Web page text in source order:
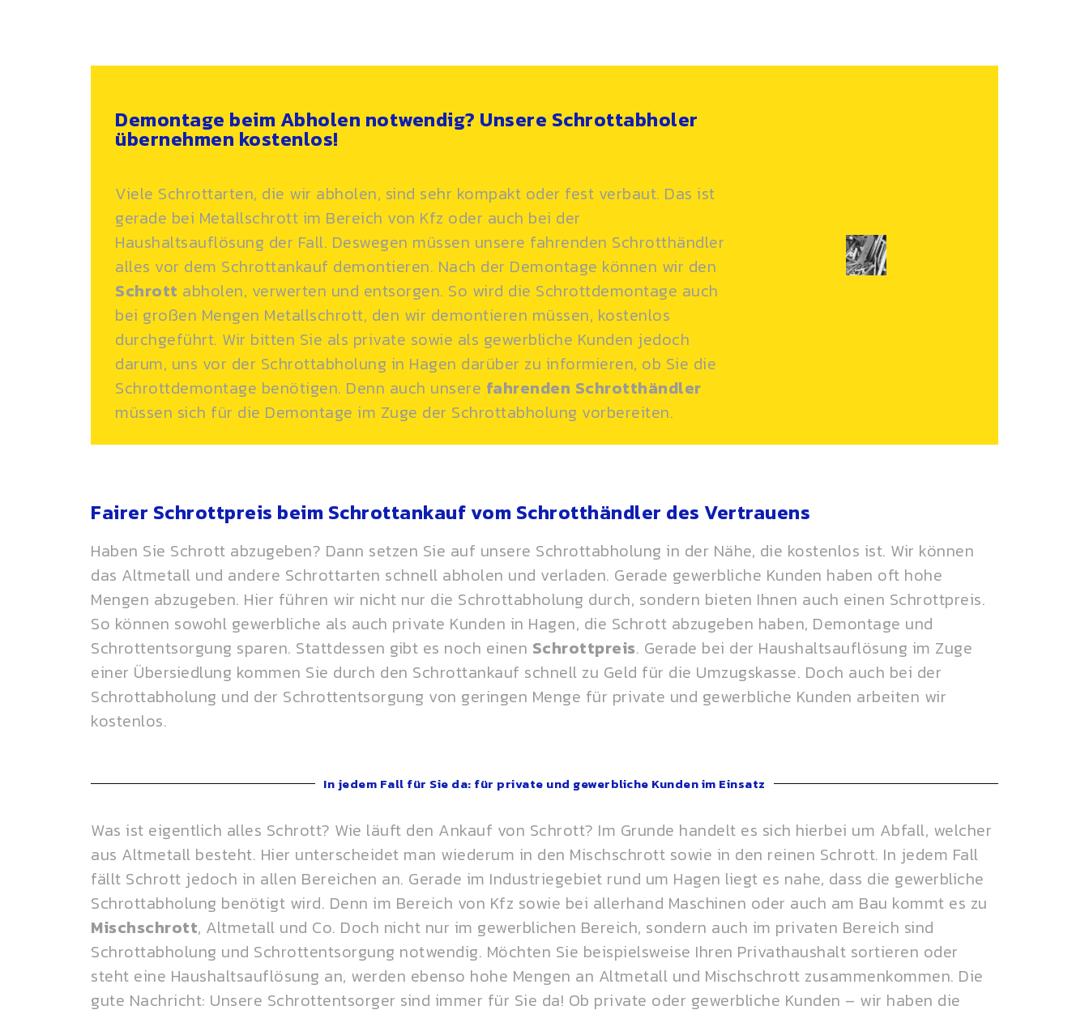
Demontage beim Abholen notwendig? Unsere Schrottabholer
übernehmen kostenlos!
Viele Schrottarten, die wir abholen, sind sehr kompakt oder fest verbaut. Das ist
gerade bei Metallschrott im Bereich von Kfz oder auch bei der
Haushaltsauflösung der Fall. Deswegen müssen unsere fahrenden Schrotthändler
alles vor dem Schrottankauf demontieren. Nach der Demontage können wir den
Schrott abholen, verwerten und entsorgen. So wird die Schrottdemontage auch
bei großen Mengen Metallschrott, den wir demontieren müssen, kostenlos
durchgeführt. Wir bitten Sie als private sowie als gewerbliche Kunden jedoch
darum, uns vor der Schrottabholung in Hagen darüber zu informieren, ob Sie die
Schrottdemontage benötigen. Denn auch unsere fahrenden Schrotthändler
müssen sich für die Demontage im Zuge der Schrottabholung vorbereiten.
Fairer Schrottpreis beim Schrottankauf vom Schrotthändler des Vertrauens
Haben Sie Schrott abzugeben? Dann setzen Sie auf unsere Schrottabholung in der Nähe, die kostenlos ist. Wir können
das Altmetall und andere Schrottarten schnell abholen und verladen. Gerade gewerbliche Kunden haben oft hohe
Mengen abzugeben. Hier führen wir nicht nur die Schrottabholung durch, sondern bieten Ihnen auch einen Schrottpreis.
So können sowohl gewerbliche als auch private Kunden in Hagen, die Schrott abzugeben haben, Demontage und
Schrottentsorgung sparen. Stattdessen gibt es noch einen Schrottpreis. Gerade bei der Haushaltsauflösung im Zuge
einer Übersiedlung kommen Sie durch den Schrottankauf schnell zu Geld für die Umzugskasse. Doch auch bei der
Schrottabholung und der Schrottentsorgung von geringen Menge für private und gewerbliche Kunden arbeiten wir
kostenlos.
In jedem Fall für Sie da: für private und gewerbliche Kunden im Einsatz
Was ist eigentlich alles Schrott? Wie läuft den Ankauf von Schrott? Im Grunde handelt es sich hierbei um Abfall, welcher
aus Altmetall besteht. Hier unterscheidet man wiederum in den Mischschrott sowie in den reinen Schrott. In jedem Fall
fällt Schrott jedoch in allen Bereichen an. Gerade im Industriegebiet rund um Hagen liegt es nahe, dass die gewerbliche
Schrottabholung benötigt wird. Denn im Bereich von Kfz sowie bei allerhand Maschinen oder auch am Bau kommt es zu
Mischschrott, Altmetall und Co. Doch nicht nur im gewerblichen Bereich, sondern auch im privaten Bereich sind
Schrottabholung und Schrottentsorgung notwendig. Möchten Sie beispielsweise Ihren Privathaushalt sortieren oder
steht eine Haushaltsauflösung an, werden ebenso hohe Mengen an Altmetall und Mischschrott zusammenkommen. Die
gute Nachricht: Unsere Schrottentsorger sind immer für Sie da! Ob private oder gewerbliche Kunden – wir haben die